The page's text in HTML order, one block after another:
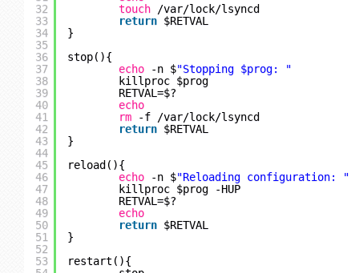
32
33
34
35
36
37
38
39
40
41
42
43
44
45
46
47
48
49
50
51
52
53
touch
/var/lock/lsyncd
return $RETVAL
}
stop(){
echo
-n $"Stopping $prog: "
killproc $prog
RETVAL=$?
echo
rm
-f
/var/lock/lsyncd
return $RETVAL
}
reload(){
echo
-n $"Reloading configuration: "
killproc $prog -HUP
RETVAL=$?
echo
return $RETVAL
}
restart(){